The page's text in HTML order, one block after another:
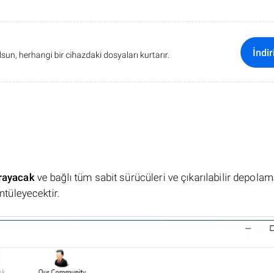
herhangi bir cihazdaki dosyaları kurtarır.
ve bağlı tüm sabit sürücüleri ve çıkarılabilir